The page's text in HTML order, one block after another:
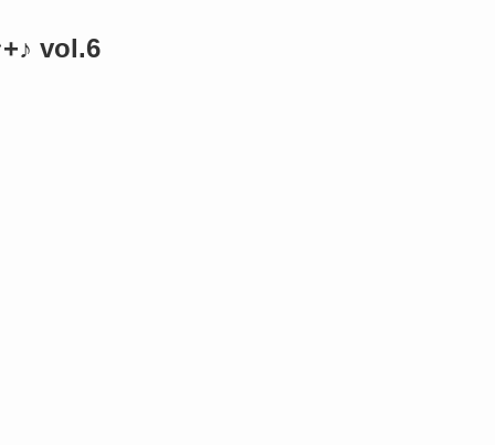
vol.6